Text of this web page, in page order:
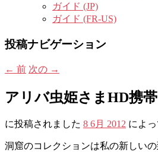
ガイド (JP)
ガイド (FR-US)
投稿ナビゲーション
← 前 次の →
アリバ虫姫さまHD携帯
に投稿されました 8 6月 2012 によっ
洞窟のコレクションは私の新しい